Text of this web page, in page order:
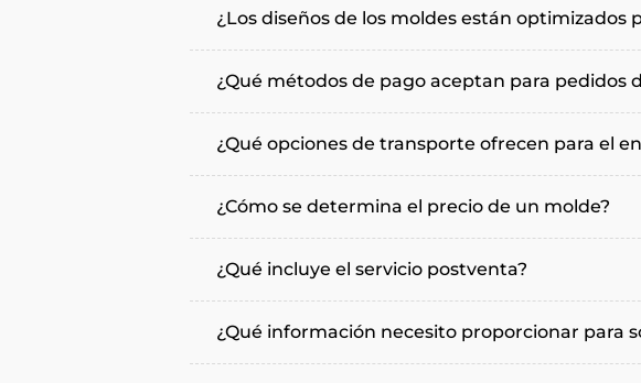
¿Los diseños de los moldes están optimizados
¿Qué métodos de pago aceptan para pedidos
¿Qué opciones de transporte ofrecen para el
¿Cómo se determina el precio de un molde?
¿Qué incluye el servicio postventa?
¿Qué información necesito proporcionar para